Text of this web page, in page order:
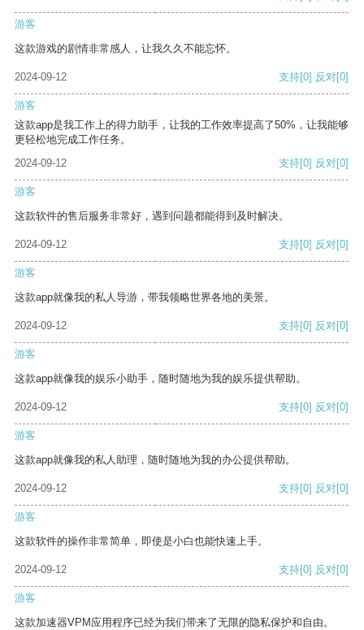
游客
这款游戏的剧情非常感人，让我久久不能忘怀。
2024-09-12 支持[0] 反对[0]
游客
这款app是我工作上的得力助手，让我的工作效率提高了50%，让我能够
更轻松地完成工作任务。
2024-09-12
支持[0] 反对[0]
游客
这款软件的售后服务非常好，遇到问题都能得到及时解决。
2024-09-12 支持[0] 反对[0]
游客
这款app就像我的私人导游，带我领略世界各地的美景。
2024-09-12 支持[0] 反对[0]
游客
这款app就像我的娱乐小助手，随时随地为我的娱乐提供帮助。
2024-09-12 支持[0] 反对[0]
游客
这款app就像我的私人助理，随时随地为我的办公提供帮助。
2024-09-12 支持[0] 反对[0]
游客
这款软件的操作非常简单，即使是小白也能快速上手。
2024-09-12 支持[0] 反对[0]
游客
这款加速器VPM应用程序已经为我们带来了无限的隐私保护和自由。